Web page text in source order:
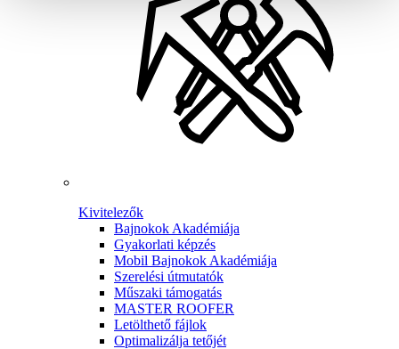
Kivitelezők
Bajnokok Akadémiája
Gyakorlati képzés
Mobil Bajnokok Akadémiája
Szerelési útmutatók
Műszaki támogatás
MASTER ROOFER
Letölthető fájlok
Optimalizálja tetőjét